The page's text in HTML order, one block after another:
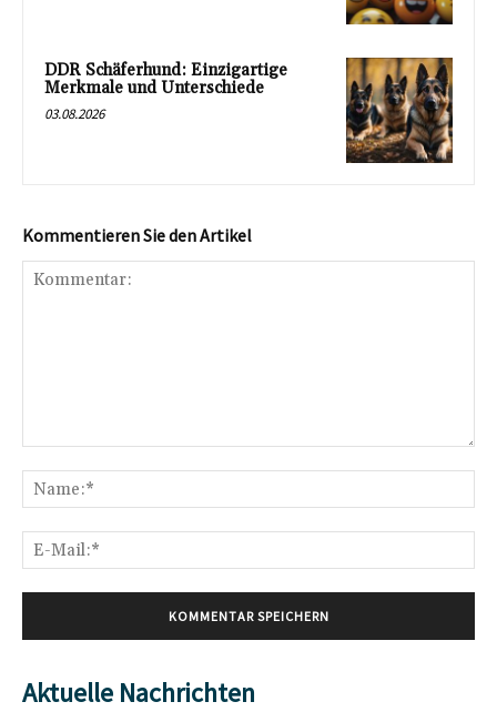
DDR Schäferhund: Einzigartige
Merkmale und Unterschiede
03.08.2026
Kommentieren Sie den Artikel
Aktuelle Nachrichten